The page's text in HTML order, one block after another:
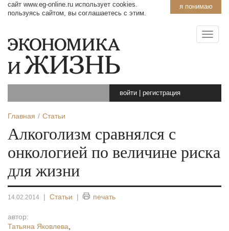
я понимаю
сайт www.eg-online.ru использует cookies.
пользуясь сайтом, вы соглашаетесь с этим.
войти регистрация
Главная Статьи
Алкоголизм сравнялся с
онкологией по величине риска
для жизни
14.02.2014 | Статьи | печать
автор:
Татьяна Яковлева